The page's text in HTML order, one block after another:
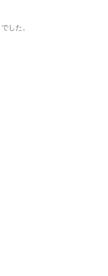
した。